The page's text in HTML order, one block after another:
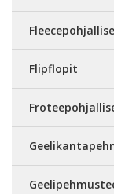
Flipflopit